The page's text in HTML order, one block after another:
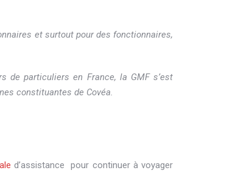
et surtout pour des fonctionnaires,
de particuliers en France, la GMF s’est
constituantes de Covéa.
d’assistance pour continuer à voyager